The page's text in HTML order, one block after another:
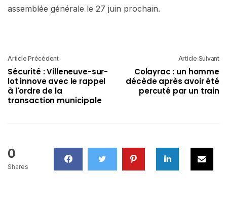
assemblée générale le 27 juin prochain.
Article Précédent
Sécurité : Villeneuve-sur-
lot innove avec le rappel
à l'ordre de la
transaction municipale
Article Suivant
Colayrac : un homme
décède après avoir été
percuté par un train
0
Shares